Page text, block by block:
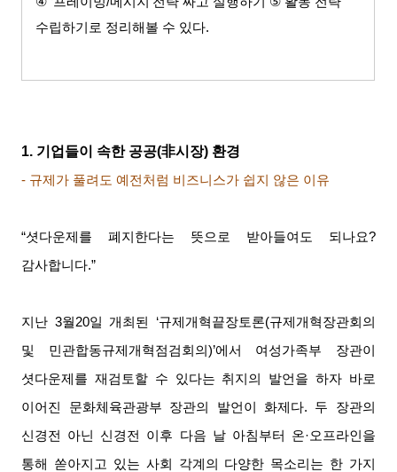
수립하기로 정리해볼 수 있다.
1. 기업들이 속한 공공(非시장) 환경
- 규제가 풀려도 예전처럼 비즈니스가 쉽지 않은 이유
“셧다운제를 폐지한다는 뜻으로 받아들여도 되나요?
감사합니다.”
지난 3월20일 개최된 ‘규제개혁끝장토론(규제개혁장관회의
및 민관합동규제개혁점검회의 )’에서 여성가족부 장관이
셧다운제를 재검토할 수 있다는 취지의 발언을 하자 바로
이어진 문화체육관광부 장관의 발언이 화제다. 두 장관의
신경전 아닌 신경전 이후 다음 날 아침부터 온·오프라인을
통해 쏟아지고 있는 사회 각계의 다양한 목소리는 한 가지